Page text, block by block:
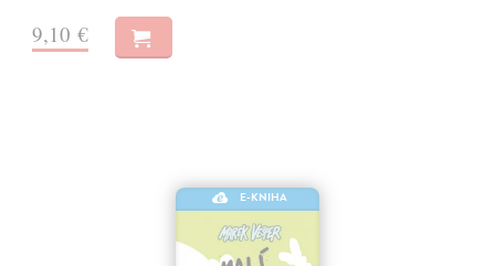
9,10 €
E-KNIHA